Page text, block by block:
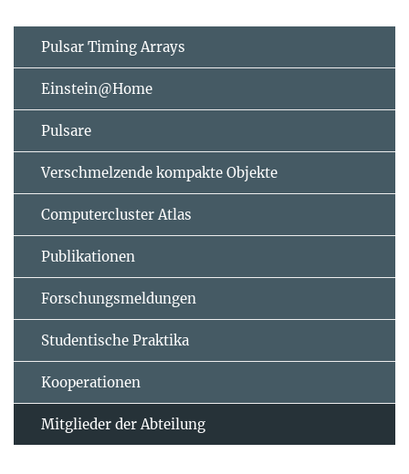
Pulsar Timing Arrays
Einstein@Home
Pulsare
Verschmelzende kompakte Objekte
Computercluster Atlas
Publikationen
Forschungsmeldungen
Studentische Praktika
Kooperationen
Mitglieder der Abteilung